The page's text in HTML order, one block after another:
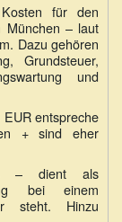
für den
München – laut
Dazu gehören
Grundsteuer,
und
entspreche
+ sind eher
– dient als
bei einem
steht. Hinzu